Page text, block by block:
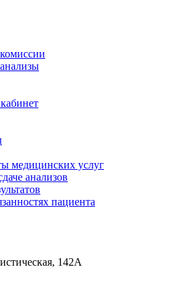
медицинских услуг
анализов
пациента
142А